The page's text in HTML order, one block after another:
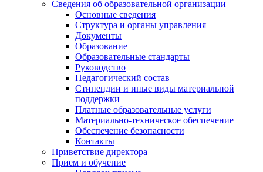
Сведения об образовательной организации
Основные сведения
Структура и органы управления
Документы
Образование
Образовательные стандарты
Руководство
Педагогический состав
Стипендии и иные виды материальной
поддержки
Платные образовательные услуги
Материально-техническое обеспечение
Обеспечение безопасности
Контакты
Приветствие директора
Прием и обучение